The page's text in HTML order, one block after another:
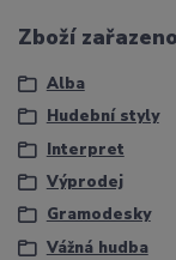
Zboží
Alba
Hudební styly
Interpret
Výprodej
Gramodesky
Vážná hudba